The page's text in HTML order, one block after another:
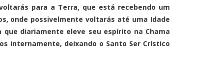
para a Terra, que está recebendo um
onde possivelmente voltarás até uma Idade
diariamente eleve seu espírito na Chama
internamente, deixando o Santo Ser Crístico